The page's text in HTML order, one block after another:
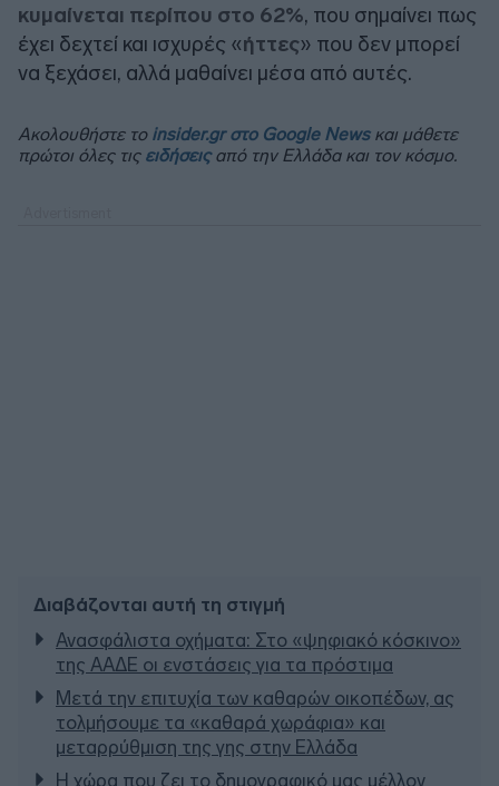
κυμαίνεται περίπου στο 62%, που σημαίνει πως
έχει δεχτεί και ισχυρές «ήττες» που δεν μπορεί
να ξεχάσει, αλλά μαθαίνει μέσα από αυτές.
Ακολουθήστε το insider.gr στο Google Newsκαι μάθετε
πρώτοι όλες τις ειδήσειςαπό την Ελλάδα και τον κόσμο.
Διαβάζονται αυτή τη στιγμή
Ανασφάλιστα οχήματα: Στο «ψηφιακό κόσκινο»
της ΑΑΔΕ οι ενστάσεις για τα πρόστιμα
Μετά την επιτυχία των καθαρών οικοπέδων, ας
τολμήσουμε τα «καθαρά χωράφια» και
μεταρρύθμιση της γης στην Ελλάδα
Η χώρα που ζει το δημογραφικό μας μέλλον